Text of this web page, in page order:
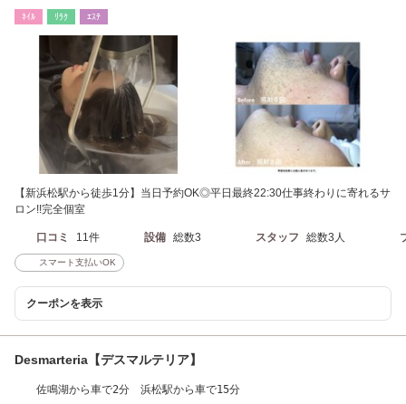
ﾈｲﾙ ﾘﾗｸ ｴｽﾃ
【新浜松駅から徒歩1分】当日予約OK◎平日最終22:30仕事終わりに寄れるサ
ロン!!完全個室
口コミ 11件 設備 総数3 スタッフ 総数3人
スマート支払いOK
クーポンを表示
Desmarteria【デスマルテリア】
佐鳴湖から車で2分 浜松駅から車で15分